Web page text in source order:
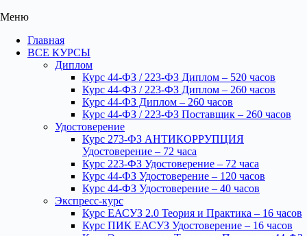
Меню
Главная
ВСЕ КУРСЫ
Диплом
Курс 44-ФЗ / 223-ФЗ Диплом – 520 часов
Курс 44-ФЗ / 223-ФЗ Диплом – 260 часов
Курс 44-ФЗ Диплом – 260 часов
Курс 44-ФЗ / 223-ФЗ Поставщик – 260 часов
Удостоверение
Курс 273-ФЗ АНТИКОРРУПЦИЯ
Удостоверение – 72 часа
Курс 223-ФЗ Удостоверение – 72 часа
Курс 44-ФЗ Удостоверение – 120 часов
Курс 44-ФЗ Удостоверение – 40 часов
Экспресс-курс
Курс ЕАСУЗ 2.0 Теория и Практика – 16 часов
Курс ПИК ЕАСУЗ Удостоверение – 16 часов